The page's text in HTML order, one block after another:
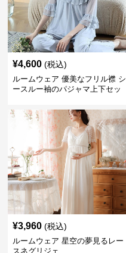
¥4,600 (税込)
ルームウェア 優美なフリル襟 シ
ースルー袖のパジャマ上下セッ
¥3,960 (税込)
ルームウェア 星空の夢見るレー
スネグリジェ